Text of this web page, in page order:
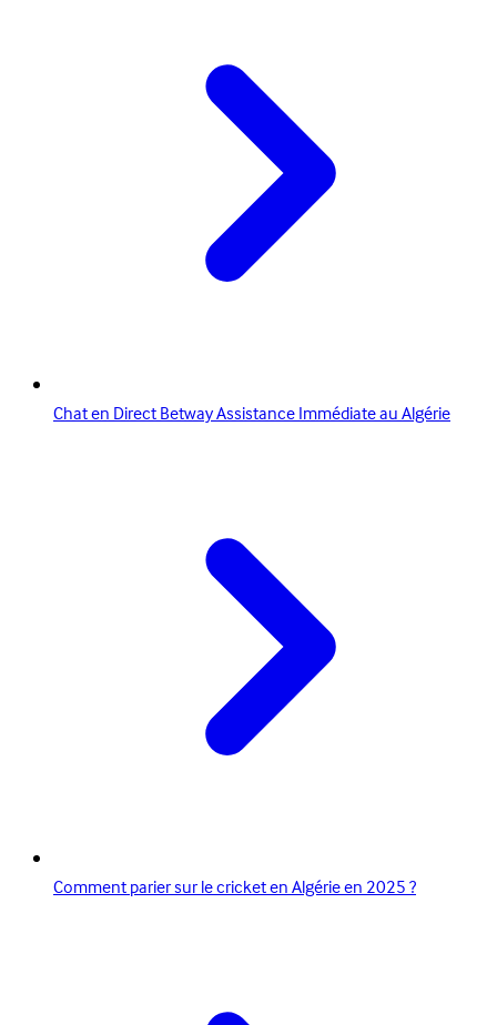
Chat en Direct Betway Assistance Immédiate au Algérie
Comment parier sur le cricket en Algérie en 2025 ?